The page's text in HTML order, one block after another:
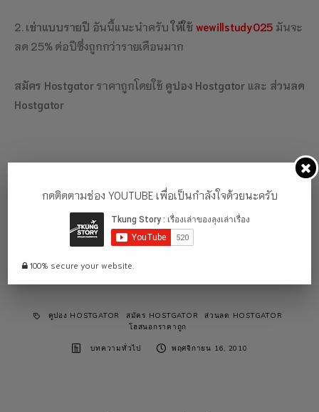
2. เช่าแบบรายปี อันนี้แนะนำครับให้ใช้ wewillstudy025 มันจะ
ลด 25% ต่อปีซึ่งถูกกว่ารายเดือนมาก
สมัคร Hostgator ราคาถูกโดยใช้ คูปอง Hostgatorและ ส่วนลด
Hostgator
นี้คุณก็จะได้ โอสนอกราคาถูก โดยใช้ คูปอง hostgator เพื่อให้ได้
ส่วนลด hostgator แบบเบาๆ แล้วครับ ขอให้สนุกกับการใช้โฮ
คูปอง HOSTGATOR สมัคร HOSTGATOR
ส่วนลด HOSTGATOR
โฮสนอกราคาถูก
บทความทั่วไป พฤศจิกายน 16, 2010
กดติดตามช่อง YOUTUBE เพื่อเป็นกำลังใจด้วยนะครับ
100% secure your website.